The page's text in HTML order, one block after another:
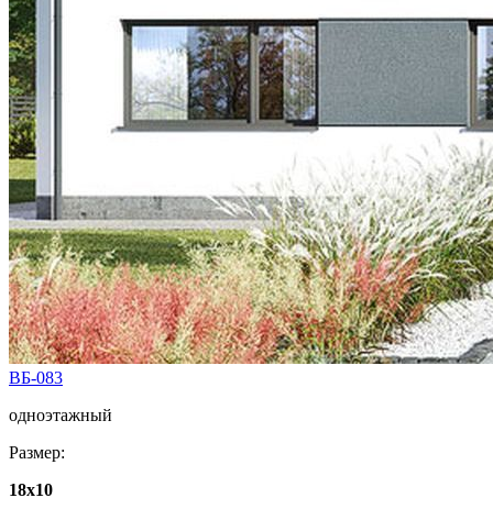
ВБ-083
одноэтажный
Размер:
18x10